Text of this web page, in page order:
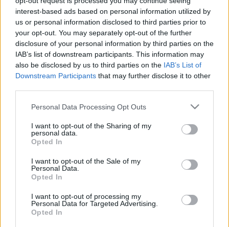
interest-based ads based on personal information utilized by
us or personal information disclosed to third parties prior to
your opt-out. You may separately opt-out of the further
disclosure of your personal information by third parties on the
IAB’s list of downstream participants. This information may
also be disclosed by us to third parties on the IAB’s List of
Downstream Participants that may further disclose it to other
Please note that this website/app uses one or more Google
not limited to your visit or usage behaviour. You may click to
grant or deny consent to Google and its third-party tags to
use your data for below specified purposes in below Google
consent section.
Personal Data Processing Opt Outs
I want to opt-out of the Sharing of my
personal data.
Opted In
I want to opt-out of the Sale of my
Personal Data.
Opted In
I want to opt-out of processing my
Personal Data for Targeted Advertising.
Opted In
GULYÁS GERGELY A KORMÁNYINFÓN:
MEGERŐSÍTI A KORMÁNY A GYERMEKVÉDELMET
2025. november. 13. 13:31
A miniszter szerint megduplázzák a nevelőszülők járandóságát,
új csecsemőotthon épül, és kétszáz gyámügyi állás jön létre.
AZ MTI ÖSSZEKEVERTE GYŐR
ALPOLGÁRMESTEREIT, ÉS FEKETE DÁVIDOT
VÉLTE FELFEDEZNI A KAJAK-KENU
CÉLTORONY ÁTADÁSÁN
2025. augusztus. 29. 12:31
foglalkozott: a Tisza adóemelését magyarázta el a Facebook-
CENZÚRÁZÁSÁRÓL SZÓLÓ LMP-S
KÖZLEMÉNYT
Nem adták közre.
JOGERŐS: KÁSLER MIKLÓS MINISZTÉRIUMA